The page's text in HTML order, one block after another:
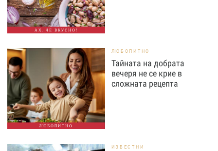
АХ, ЧЕ ВКУСНО!
ЛЮБОПИТНО
ЛЮБОПИТНО
Тайната на добрата
вечеря не се крие в
сложната рецепта
ИЗВЕСТНИ